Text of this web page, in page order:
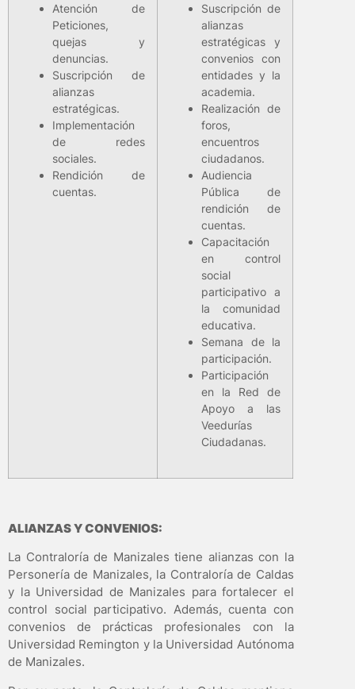
Atención de
Peticiones,
quejas y
denuncias.
Suscripción de
alianzas
estratégicas.
Implementación
de redes
sociales.
Rendición de
cuentas.
Suscripción de
alianzas
estratégicas y
convenios con
entidades y la
academia.
Realización de
foros,
encuentros
ciudadanos.
Audiencia
Pública de
rendición de
cuentas.
Capacitación
en control
social
participativo a
la comunidad
educativa.
Semana de la
participación.
Participación
en la Red de
Apoyo a las
Veedurías
Ciudadanas.
ALIANZAS Y CONVENIOS:
La Contraloría de Manizales tiene alianzas con la
Personería de Manizales, la Contraloría de Caldas
y la Universidad de Manizales para fortalecer el
control social participativo. Además, cuenta con
convenios de prácticas profesionales con la
Universidad Remington y la Universidad Autónoma
de Manizales.